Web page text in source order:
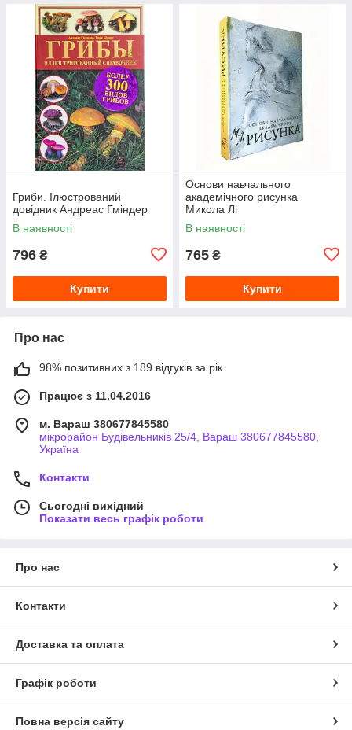
Гриби. Ілюстрований
довідник Андреас Гміндер
В наявності
796 ₴
Купити
Основи навчального
академічного рисунка
Микола Лі
В наявності
765 ₴
Купити
Про нас
98% позитивних з 189 відгуків за рік
Працює з 11.04.2016
м. Вараш 380677845580
мікрорайон Будівельників 25/4, Вараш 380677845580,
Україна
Контакти
Сьогодні вихідний
Показати весь графік роботи
Про нас
Контакти
Доставка та оплата
Графік роботи
Повна версія сайту